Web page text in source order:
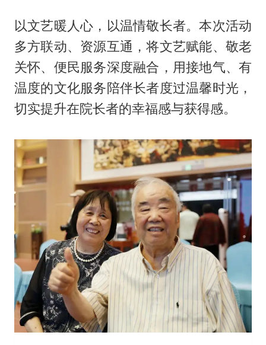
以文艺暖人心，以温情敬长者。本次活动
多方联动、资源互通，将文艺赋能、敬老
关怀、便民服务深度融合，用接地气、有
温度的文化服务陪伴长者度过温馨时光，
切实提升在院长者的幸福感与获得感。